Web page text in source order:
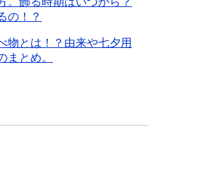
の！？
物とは！？由来や七夕用
まとめ。